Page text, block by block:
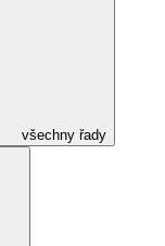
všechny řady